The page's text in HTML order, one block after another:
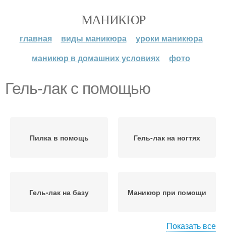
МАНИКЮР
главная виды маникюра
уроки маникюра
маникюр в домашних условиях
фото
Гель-лак с помощью
Пилка в помощь Гель-лак на ногтях
Гель-лак на базу Маникюр при помощи
Показать все